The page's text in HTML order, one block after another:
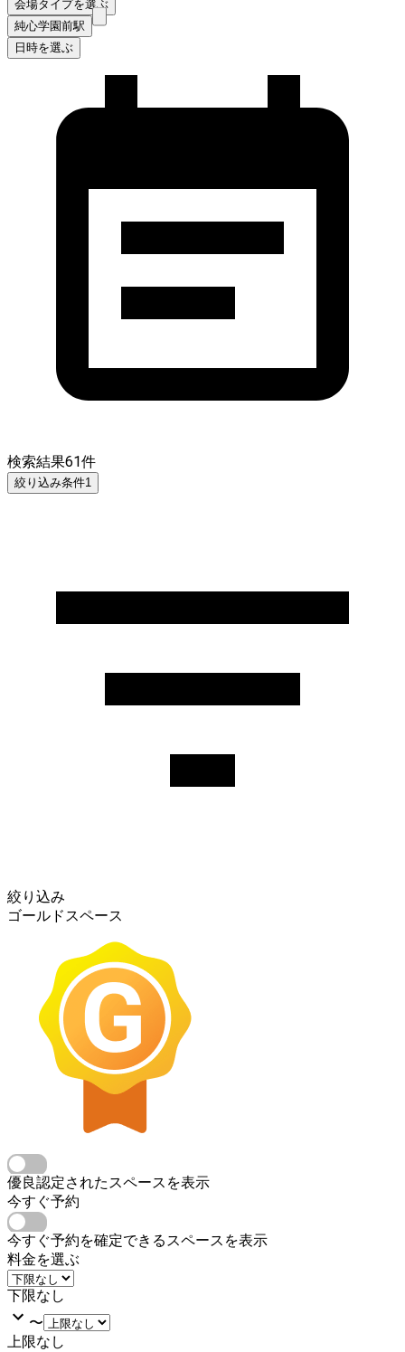
会場タイプを選ぶ
純心学園前駅
日時を選ぶ
検索結果61件
絞り込み条件1
絞り込み
ゴールドスペース
優良認定されたスペースを表示
今すぐ予約
今すぐ予約を確定できるスペースを表示
料金を選ぶ
下限なし
〜
上限なし